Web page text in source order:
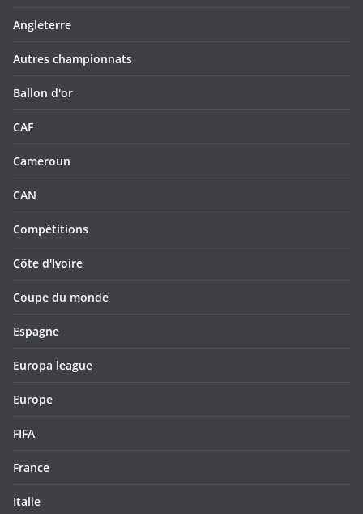
Angleterre
Autres championnats
Ballon d'or
CAF
Cameroun
CAN
Compétitions
Côte d'Ivoire
Coupe du monde
Espagne
Europa league
Europe
FIFA
France
Italie